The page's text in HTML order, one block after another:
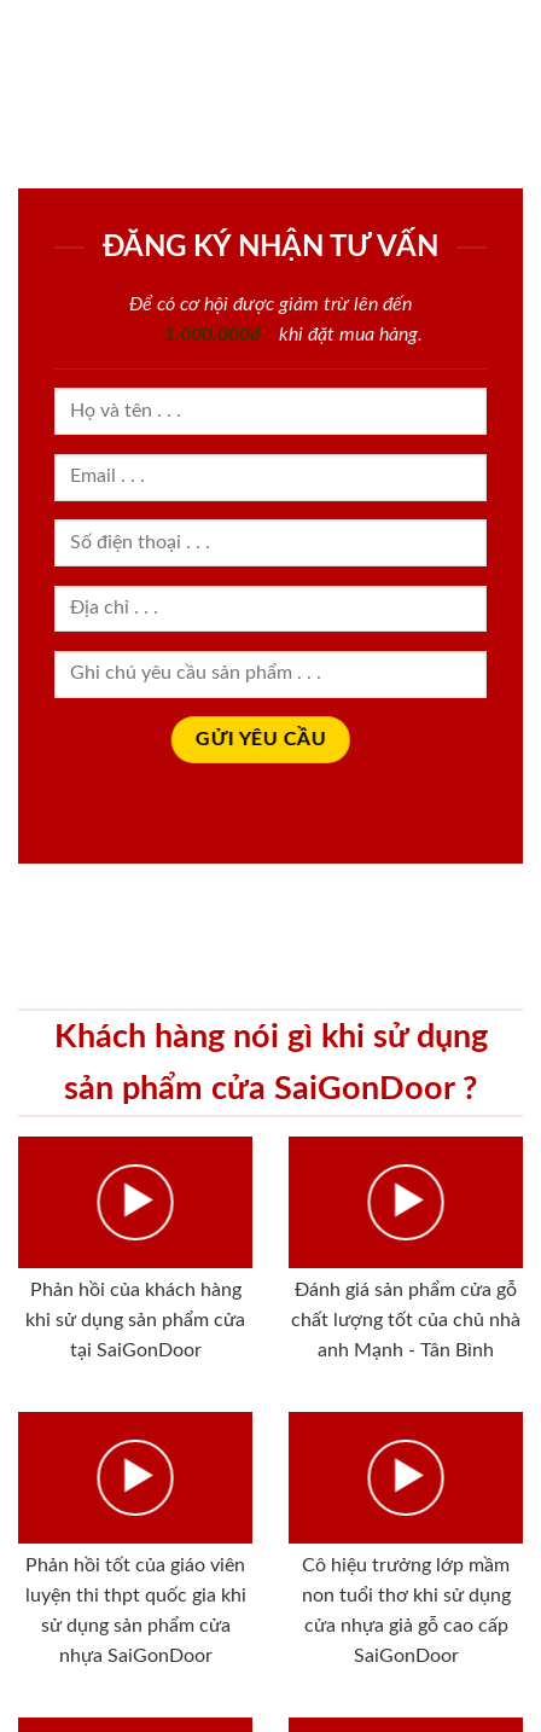
ĐĂNG KÝ NHẬN TƯ VẤN
Để có cơ hội được giảm trừ lên đến
1.000.000đ
khi đặt mua hàng.
Khách hàng nói gì khi sử dụng
sản phẩm cửa SaiGonDoor ?
Phản hồi của khách hàng
khi sử dụng sản phẩm cửa
tại SaiGonDoor
Đánh giá sản phẩm cửa gỗ
chất lượng tốt của chủ nhà
anh Mạnh - Tân Bình
Phản hồi tốt của giáo viên
luyện thi thpt quốc gia khi
sử dụng sản phẩm cửa
nhựa SaiGonDoor
Cô hiệu trưởng lớp mầm
non tuổi thơ khi sử dụng
cửa nhựa giả gỗ cao cấp
SaiGonDoor